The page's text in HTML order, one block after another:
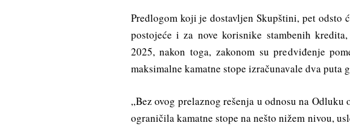
Predlogom koji je dostavljen Skupštini, pet odsto
postojeće i za nove korisnike stambenih
2025, nakon toga, zakonom su predviđenje
maksimalne kamatne stope izračunavale dva puta
„Bez ovog prelaznog rešenja u odnosu na Odluku
ograničila kamatne stope na nešto nižem nivou,